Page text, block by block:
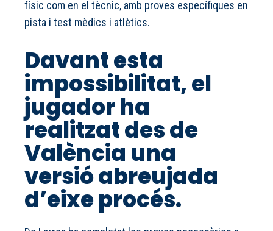
físic com en el tècnic, amb proves específiques en
pista i test mèdics i atlètics.
Davant esta
impossibilitat, el
jugador ha
realitzat des de
València una
versió abreujada
d’eixe procés.